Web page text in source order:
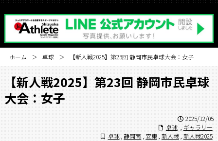
ホーム 卓球 【新人戦2025】第23回 静岡市民卓球大会：女子
【新人戦2025】第23回 静岡市民卓球
大会：女子
2025/12/05
卓球
ギャラリー
卓球 静岡南 安東 新人戦 新人戦2025